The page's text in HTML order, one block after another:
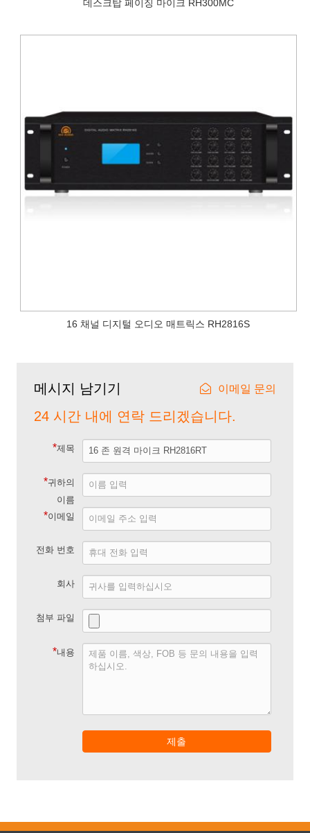
데스크탑 페이징 마이크 RH300MC
16 채널 디지털 오디오 매트릭스 RH2816S
메시지 남기기 이메일 문의
24 시간 내에 연락 드리겠습니다.
*제목
*귀하의
이름
*이메일
전화 번호
회사
첨부 파일
*내용
제출